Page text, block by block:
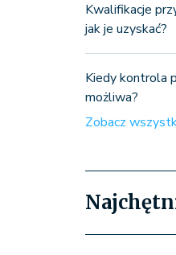
Kwalifikacje
jak je uzyskać?
Kiedy kontrola
możliwa?
Zobacz